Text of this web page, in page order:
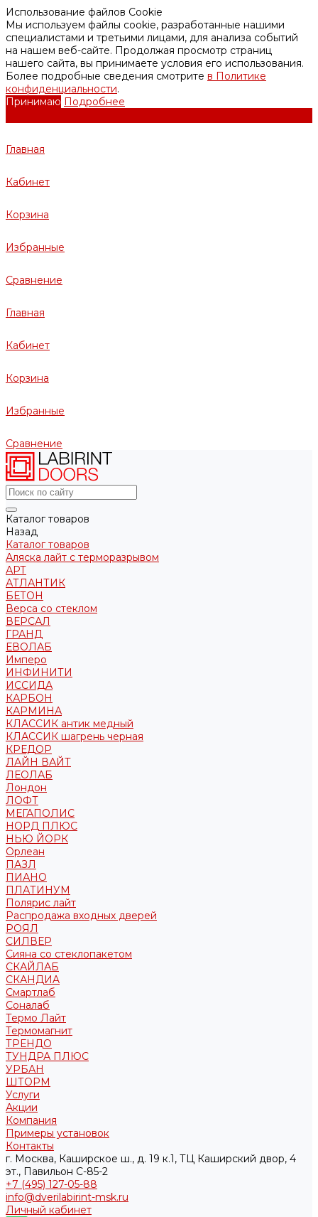
Использование файлов Cookie
Мы используем файлы cookie, разработанные нашими
специалистами и третьими лицами, для анализа событий
на нашем веб-сайте. Продолжая просмотр страниц
нашего сайта, вы принимаете условия его использования.
Более подробные сведения смотрите в Политике
конфиденциальности.
Принимаю Подробнее
Главная
Кабинет
Корзина
Избранные
Сравнение
Главная
Кабинет
Корзина
Избранные
Сравнение
Каталог товаров
Назад
Каталог товаров
Аляска лайт с терморазрывом
АРТ
АТЛАНТИК
БЕТОН
Верса со стеклом
ВЕРСАЛ
ГРАНД
ЕВОЛАБ
Имперо
ИНФИНИТИ
ИССИДА
КАРБОН
КАРМИНА
КЛАССИК антик медный
КЛАССИК шагрень черная
КРЕДОР
ЛАЙН ВАЙТ
ЛЕОЛАБ
Лондон
ЛОФТ
МЕГАПОЛИС
НОРД ПЛЮС
НЬЮ ЙОРК
Орлеан
ПАЗЛ
ПИАНО
ПЛАТИНУМ
Полярис лайт
Распродажа входных дверей
РОЯЛ
СИЛВЕР
Сияна со стеклопакетом
СКАЙЛАБ
СКАНДИA
Смартлаб
Соналаб
Термо Лайт
Термомагнит
ТРЕНДО
ТУНДРА ПЛЮС
УРБАН
ШТОРМ
Услуги
Акции
Компания
Примеры установок
Контакты
г. Москва, Каширское ш., д. 19 к.1, ТЦ Каширский двор, 4
эт., Павильон C-85-2
+7 (495) 127-05-88‬
info@dverilabirint-msk.ru
Личный кабинет